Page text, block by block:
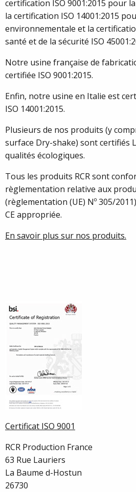
certification ISO 9001:2015 pour
la certification ISO 14001:2015
environnementale et la
santé et de la sécurité ISO
Notre usine française de
certifiée ISO 9001:2015.
Enfin, notre usine en Italie est
ISO 14001:2015.
Plusieurs de nos produits (y
surface Dry-shake) sont certifiés
qualités écologiques.
Tous les produits RCR sont
règlementation relative aux
(règlementation (UE) Nº 305/
CE appropriée.
En savoir plus sur nos produits.
Certificat ISO 9001
RCR Production France
63 Rue Lauriers
La Baume d-Hostun
26730